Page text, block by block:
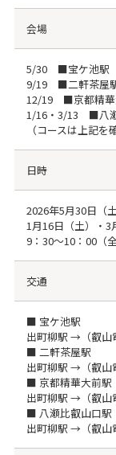
会場
5/30 ■宝ケ池駅
9/19 ■二軒茶屋
12/19 ■京都精華
1/16・3/13 ■八
（コースは上記を
日時
2026年5月30日（
1月16日（土）・3
9：30～10：00（
交通
■ 宝ケ池駅
出町柳駅 →（叡山
■ 二軒茶屋駅
出町柳駅 →（叡山
■ 京都精華大前駅
出町柳駅 →（叡山
■ 八瀬比叡山口駅
出町柳駅 →（叡山